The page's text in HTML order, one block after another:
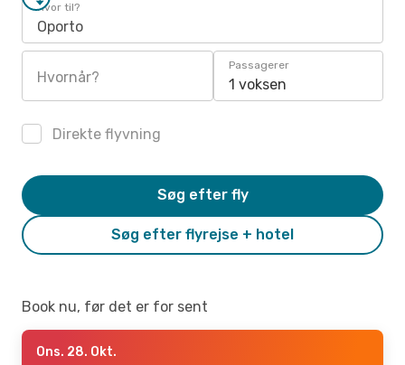
Hvor til?
Oporto
Hvornår?
Passagerer
1 voksen
Direkte flyvning
Søg efter flyrejse + hotel
Søg efter fly
Book nu, før det er for sent
Ons. 28. Okt.